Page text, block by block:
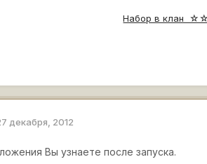
Набор в клан
декабря, 2012
Вы узнаете после запуска.